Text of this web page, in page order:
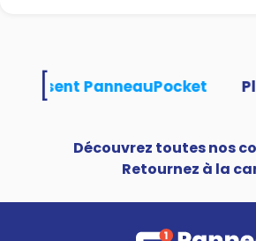
PanneauPocket
Découvrez toutes nos
Retournez à la